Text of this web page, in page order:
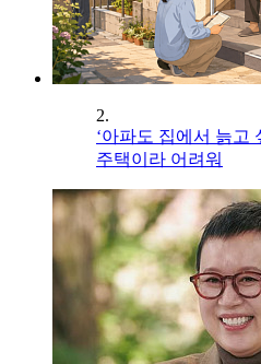
2.
‘아파도 집에서 늙고
주택이라 어려워